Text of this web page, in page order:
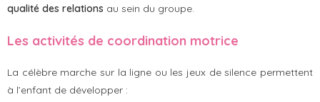
qualité des relations au sein du groupe.
Les activités de coordination motrice
La célèbre marche sur la ligne ou les jeux de silence permettent
à l’enfant de développer :